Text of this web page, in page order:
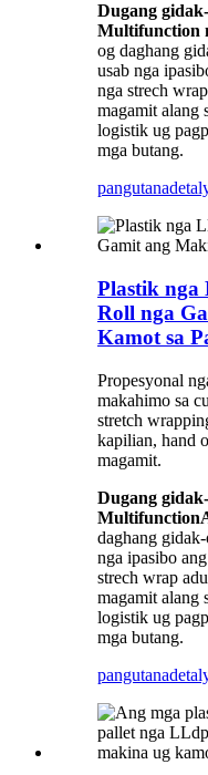
Dugang
Multifunction
og daghang
usab nga
nga strech
magamit alang
logistik ug
mga butang.
pangutana
Plastik nga
Roll nga
Kamot sa
Propesyonal
makahimo sa
stretch
kapilian, hand
magamit.
Dugang
Multifunction
daghang
nga ipasibo
strech wrap
magamit alang
logistik ug
mga butang.
pangutana